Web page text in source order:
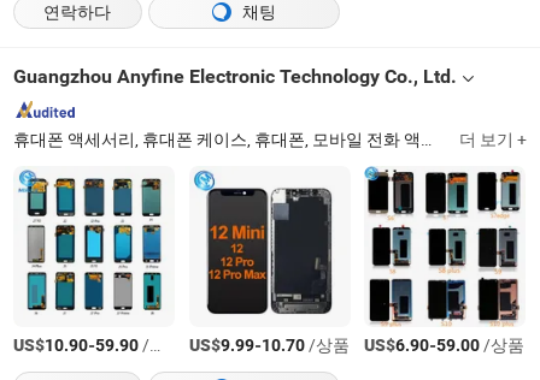
연락하다
채팅
Guangzhou Anyfine Electronic Technology Co., Ltd.
휴대폰 액세서리, 휴대폰 케이스, 휴대폰, 모바일 전화 액세서리, 휴대폰 액세서리, 휴대폰 부품, 전화기, 모바일 전화 LCD 및 디스플레이, 모바일 전화 하우징, 모바일 전화 플렉스 케이블 더 보기 +
US$10.90-59.90/상품 US$9.99-10.70/상품 US$6.90-59.00/상품